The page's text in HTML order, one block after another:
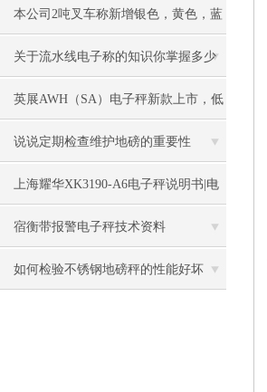
本公司2吨叉车称新增银色，黄色，蓝
色，黑色可选
关于流水线电子称的知识你掌握多少
英展AWH（SA）电子秤新款上市，低
价冲市场
说说定期检查维护地磅的重要性
上海耀华XK3190-A6电子秤说明书|电
子秤|电子叉车称|磅秤
宿衡带报警电子秤技术资料
如何检验不锈钢地磅秤的性能好坏